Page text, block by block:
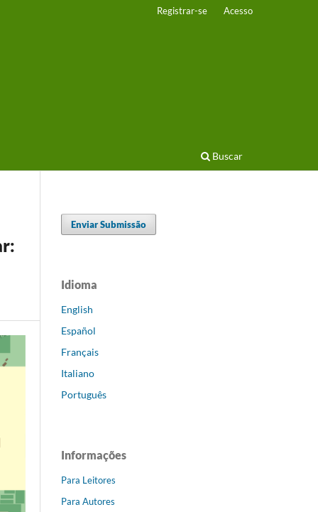
Buscar
Registrar-se Acesso
Enviar Submissão
Idioma
English
Español
Français
Italiano
Português
Informações
Para Leitores
Para Autores